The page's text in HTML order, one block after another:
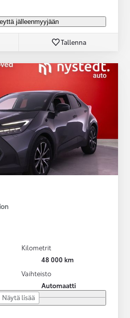
jälleenmyyjään
Tallenna
Kilometrit
48 000 km
Vaihteisto
Automaatti
Näytä lisää